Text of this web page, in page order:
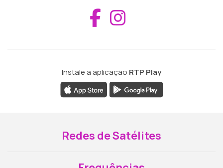
Aceder ao
Instale a aplicação RTP Play
Redes de Satélites